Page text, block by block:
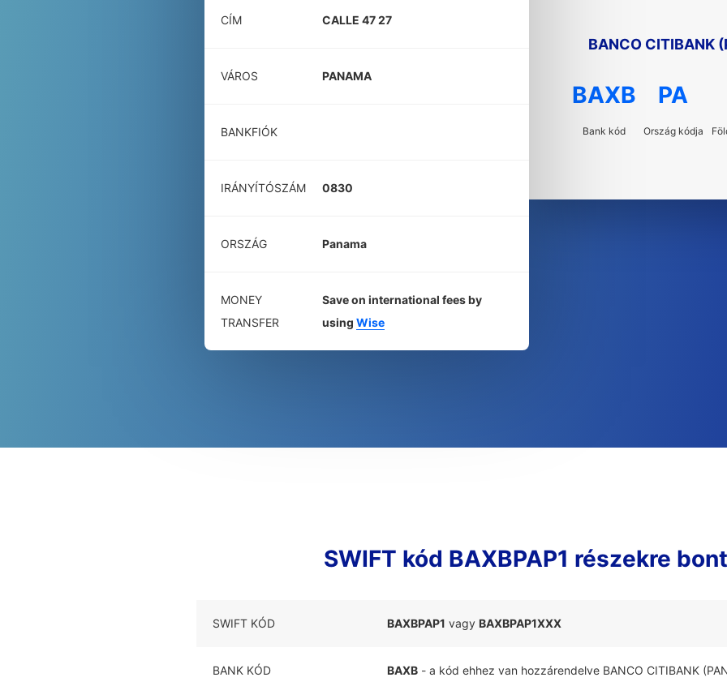
CÍM CALLE 47 27
VÁROS PANAMA
BANKFIÓK
IRÁNYÍTÓSZÁM 0830
ORSZÁG Panama
MONEY
TRANSFER
Save on international fees by
using Wise
BANCO CITIBANK
BAXB
Bank kód
PA
Ország kódja
SWIFT kód BAXBPAP1 részekre
SWIFT KÓD BAXBPAP1 vagy BAXBPAP1XXX
BANK KÓD BAXB - a kód ehhez van hozzárendelve BANCO CITIBANK